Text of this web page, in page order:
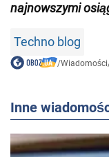
najnowszymi
Techno blog
/Wiadomości
Inne